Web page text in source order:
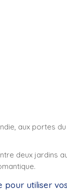
aux portes
deux jardins
pour utiliser